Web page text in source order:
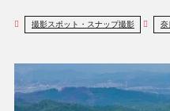
撮影スポット・スナップ撮影 奈